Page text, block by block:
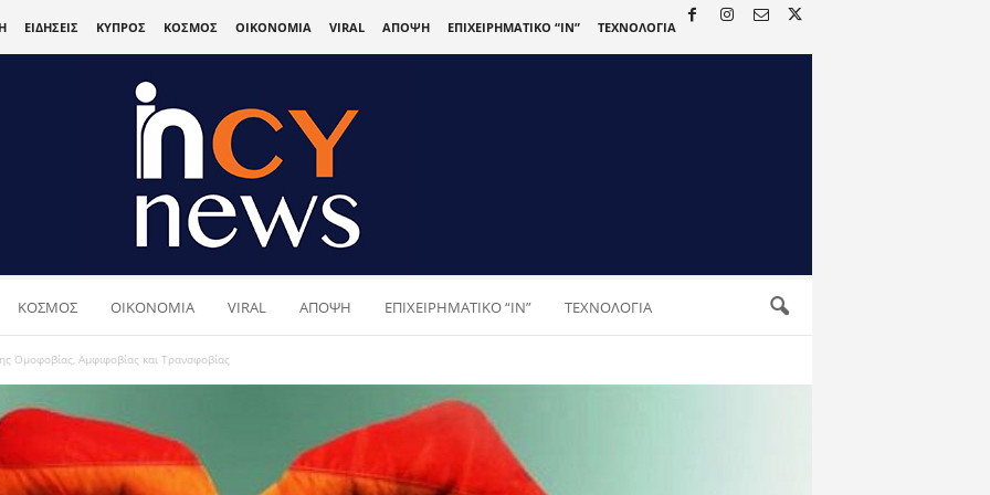
ΕΙΔΗΣΕΙΣ ΚΥΠΡΟΣ ΚΟΣΜΟΣ ΟΙΚΟΝΟΜΙΑ VIRAL ΑΠΟΨΗ ΕΠΙΧΕΙΡΗΜΑΤΙΚΟ “IN” ΤΕΧΝΟΛΟΓΙΑ
ΚΟΣΜΟΣ ΟΙΚΟΝΟΜΙΑ VIRAL ΑΠΟΨΗ ΕΠΙΧΕΙΡΗΜΑΤΙΚΟ “IN” ΤΕΧΝΟΛΟΓΙΑ
Ομοφοβίας, Αμφιφοβίας και Τρανσφοβίας